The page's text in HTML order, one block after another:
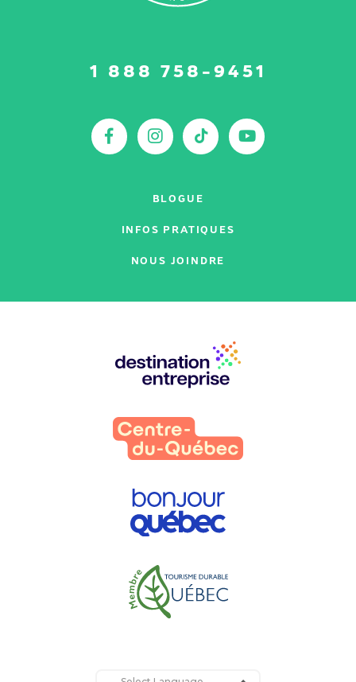
1 888 758-9451
Facebook
Instagram
TikTok
BLOGUE
INFOS PRATIQUES
NOUS JOINDRE
partenaires
: